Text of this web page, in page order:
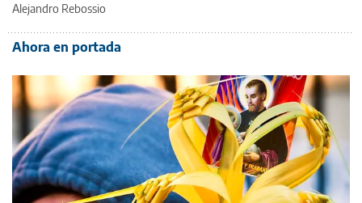
Alejandro Rebossio
Ahora en portada